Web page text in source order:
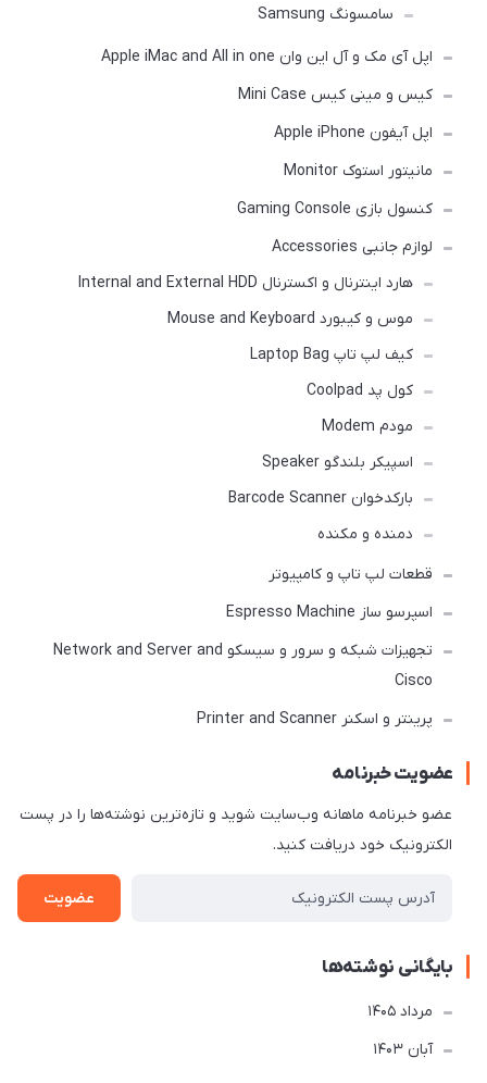
سامسونگ Samsung
اپل آی مک و آل این وان Apple iMac and All in one
کیس و مینی کیس Mini Case
اپل آیفون Apple iPhone
مانیتور استوک Monitor
کنسول بازی Gaming Console
لوازم جانبی Accessories
هارد اینترنال و اکسترنال Internal and External HDD
موس و کیبورد Mouse and Keyboard
کیف لپ تاپ Laptop Bag
کول پد Coolpad
مودم Modem
اسپیکر بلندگو Speaker
بارکدخوان Barcode Scanner
دمنده و مکنده
قطعات لپ تاپ و کامپیوتر
اسپرسو ساز Espresso Machine
تجهیزات شبکه و سرور و سیسکو Network and Server and
Cisco
پرینتر و اسکنر Printer and Scanner
عضویت خبرنامه
عضو خبرنامه ماهانه وب‌سایت شوید و تازه‌ترین نوشته‌ها را در پست
الکترونیک خود دریافت کنید.
عضویت
بایگانی نوشته‌ها
مرداد 1405
آبان 1403